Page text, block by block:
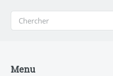
Menu